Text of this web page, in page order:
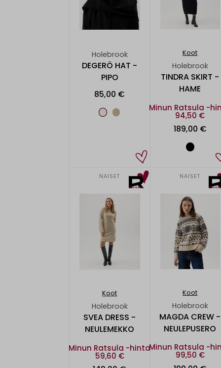
Holebrook
DEGERÖ HAT -
PIPO
85,00 €
Koot
Holebrook
TINDRA SKIRT -
HAME
Minun Ratsula -
94,50 €
189,00 €
NAISET
Koot
Holebrook
SVEA DRESS -
NEULEMEKKO
Minun Ratsula -hinta
59,60 €
NAISET
Koot
Holebrook
MAGDA CREW -
NEULEPUSERO
Minun Ratsula -
99,50 €